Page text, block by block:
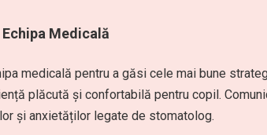
Medicală
medicală pentru a găsi cele mai bune
plăcută și confortabilă pentru copil.
și anxietăților legate de stomatolog.